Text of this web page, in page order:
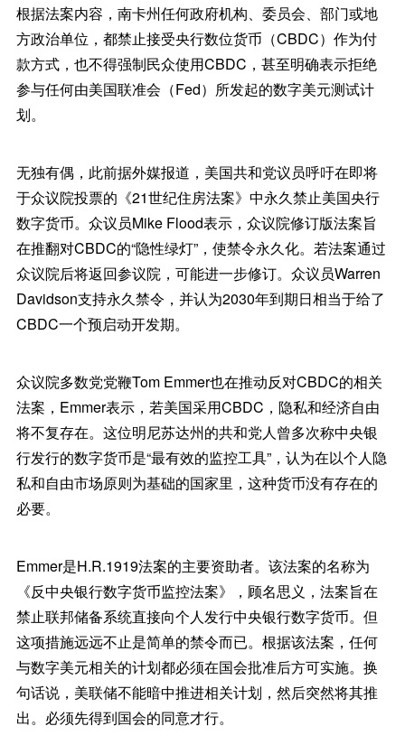
根据法案内容，南卡州任何政府机构、委员会、部门或地
方政治单位，都禁止接受央行数位货币（CBDC）作为付
款方式，也不得强制民众使用CBDC，甚至明确表示拒绝
参与任何由美国联准会（Fed）所发起的数字美元测试计
划。
无独有偶，此前据外媒报道，美国共和党议员呼吁在即将
于众议院投票的《21世纪住房法案》中永久禁止美国央行
数字货币。众议员Mike Flood表示，众议院修订版法案旨
在推翻对CBDC的“隐性绿灯”，使禁令永久化。若法案通过
众议院后将返回参议院，可能进一步修订。众议员Warren
Davidson支持永久禁令，并认为2030年到期日相当于给了
CBDC一个预启动开发期。
众议院多数党党鞭Tom Emmer也在推动反对CBDC的相关
法案，Emmer表示，若美国采用CBDC，隐私和经济自由
将不复存在。这位明尼苏达州的共和党人曾多次称中央银
行发行的数字货币是“最有效的监控工具”，认为在以个人隐
私和自由市场原则为基础的国家里，这种货币没有存在的
必要。
Emmer是H.R.1919法案的主要资助者。该法案的名称为
《反中央银行数字货币监控法案》，顾名思义，法案旨在
禁止联邦储备系统直接向个人发行中央银行数字货币。但
这项措施远远不止是简单的禁令而已。根据该法案，任何
与数字美元相关的计划都必须在国会批准后方可实施。换
句话说，美联储不能暗中推进相关计划，然后突然将其推
出。必须先得到国会的同意才行。